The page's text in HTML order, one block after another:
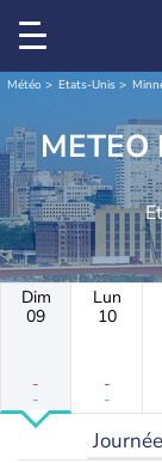
Météo Etats-Unis
METEO
Dim
09
-
-
Lun
10
-
-
Journée